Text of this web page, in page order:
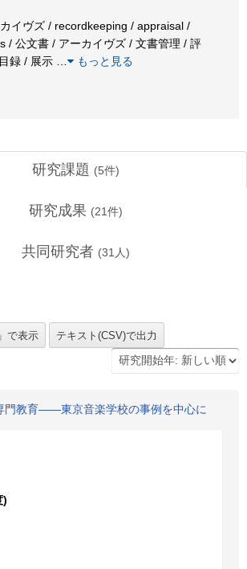
イヴズ / recordkeeping / appraisal /
/ 公文書 / アーカイヴズ / 文書管理 / 評
録 / 展示
もっと見る
研究課題 (5件)
研究成果 (21件)
共同研究者 (31 人)
門教育――東京音楽学校の事例を中心に
)